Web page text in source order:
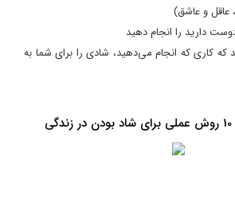
عاقل و عاشق)
دارید را انجام دهید
کاری که انجام می‌دهید، شادی را برای شما به
10 روش عملی برای شاد بودن در زندگی